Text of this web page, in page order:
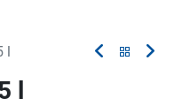
l
l